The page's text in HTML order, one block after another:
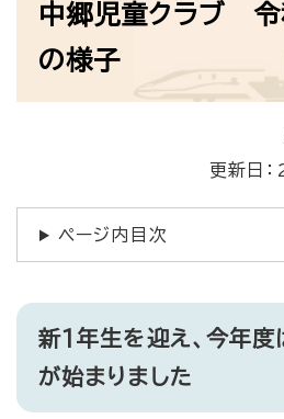
中郷児童クラブ
の様子
更新日
ページ内目次
新1年生を迎え、今年
が始まりました